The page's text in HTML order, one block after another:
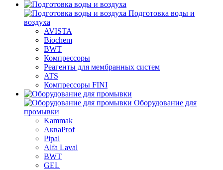
Подготовка воды и
воздуха
AVISTA
Biochem
BWT
Компрессоры
Реагенты для мембранных систем
ATS
Компрессоры FINI
Оборудование для
промывки
Kammak
АкваProf
Pipal
Alfa Laval
BWT
GEL